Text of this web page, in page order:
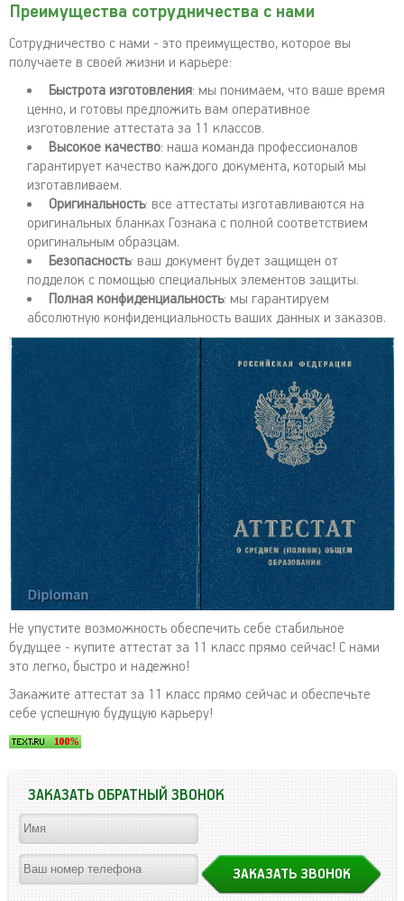
Преимущества сотрудничества с нами
Сотрудничество с нами - это преимущество, которое вы
получаете в своей жизни и карьере:
Быстрота изготовления: мы понимаем, что ваше время
ценно, и готовы предложить вам оперативное
изготовление аттестата за 11 классов.
Высокое качество: наша команда профессионалов
гарантирует качество каждого документа, который мы
изготавливаем.
Оригинальность: все аттестаты изготавливаются на
оригинальных бланках Гознака с полной соответствием
оригинальным образцам.
Безопасность: ваш документ будет защищен от
подделок с помощью специальных элементов защиты.
Полная конфиденциальность: мы гарантируем
абсолютную конфиденциальность ваших данных и заказов.
Не упустите возможность обеспечить себе стабильное
будущее - купите аттестат за 11 класс прямо сейчас! С нами
это легко, быстро и надежно!
Закажите аттестат за 11 класс прямо сейчас и обеспечьте
себе успешную будущую карьеру!
ЗАКАЗАТЬ ОБРАТНЫЙ ЗВОНОК